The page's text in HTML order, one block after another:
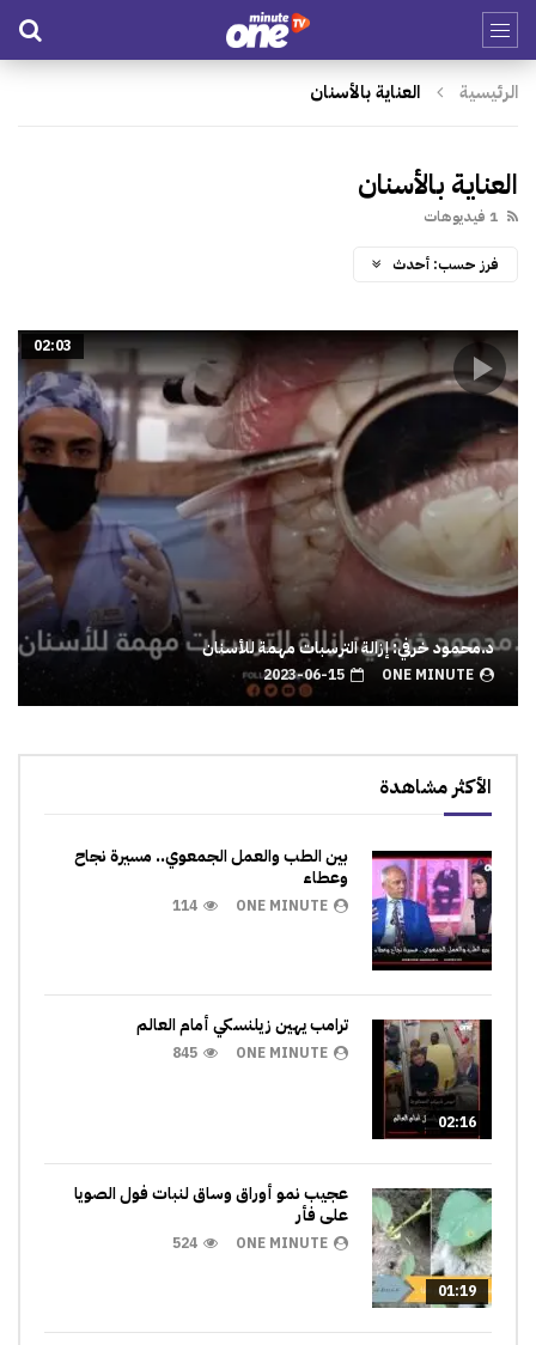
الرئيسية العناية بالأسنان
العناية بالأسنان
1 فيديوهات
فرز حسب: أحدث
02:03
د.محمود خرفي: إزالة الترسبات مهمة للأسنان
ONE MINUTE
2023-06-15
الأكثر مشاهدة
بين الطب والعمل الجمعوي.. مسيرة نجاح
وعطاء
ONE MINUTE
114
02:16
ترامب يهين زيلنسكي أمام العالم
ONE MINUTE
845
01:19
عجيب نمو أوراق وساق لنبات فول الصويا
على فأر
ONE MINUTE
524